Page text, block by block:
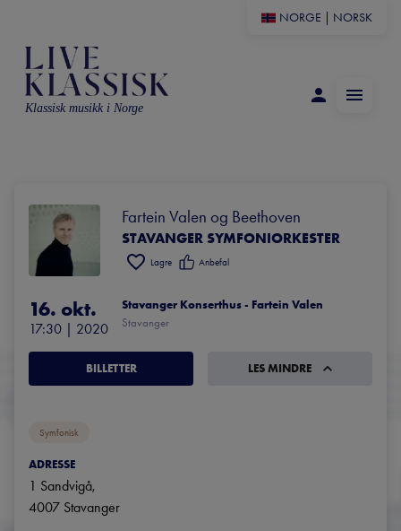
NORGE NORSK
Klassisk musikk i Norge
Fartein Valen og Beethoven
STAVANGER SYMFONIORKESTER
Lagre Anbefal
16. okt.
17:30 | 2020
Stavanger Konserthus - Fartein Valen
Stavanger
BILLETTER LES MINDRE
Symfonisk
ADRESSE
1 Sandvigå,
4007 Stavanger